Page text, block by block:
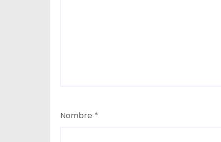
Nombre *